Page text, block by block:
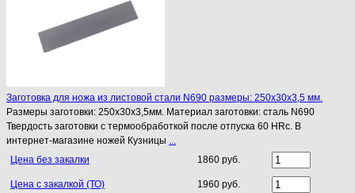
Заготовка для ножа из листовой стали N690 размеры: 250х30х3,5 мм.
Размеры заготовки: 250х30х3,5мм. Материал заготовки: сталь N690
Твердость заготовки с термообработкой после отпуска 60 HRc. В
интернет-магазине ножей Кузницы ...
Цена без закалки
1860 руб.
Цена с закалкой (ТО) 1960 руб.